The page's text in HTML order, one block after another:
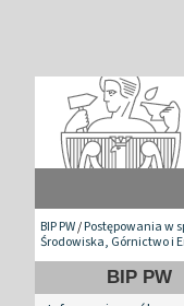
BIP PW/Postępowania w
Środowiska, Górnictwo i
BIP PW